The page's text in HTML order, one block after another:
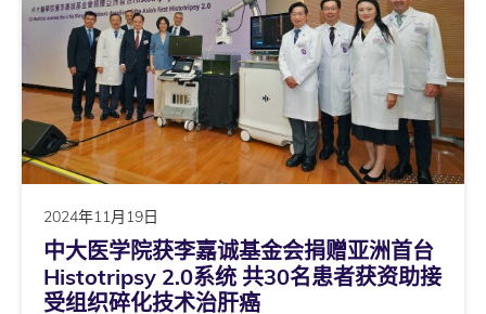
2024年11月19日
中大医学院获李嘉诚基金会捐赠亚洲首台
Histotripsy 2.0系统 共30名患者获资助接
受组织碎化技术治肝癌